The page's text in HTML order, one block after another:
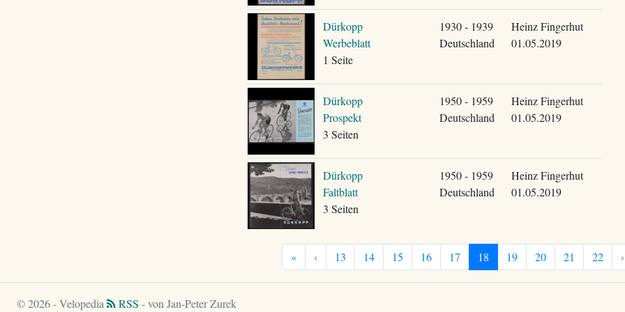
Dürkopp
Werbeblatt
1 Seite
1930 - 1939
Deutschland
Heinz Fingerhut
01.05.2019
Dürkopp
Prospekt
3 Seiten
1950 - 1959
Deutschland
Heinz Fingerhut
01.05.2019
Dürkopp
Faltblatt
3 Seiten
1950 - 1959
Deutschland
Heinz Fingerhut
01.05.2019
« ‹ 13 14 15 16 17 18 19 20 21 22 ›
© 2026 - Velopedia RSS - von Jan-Peter Zurek